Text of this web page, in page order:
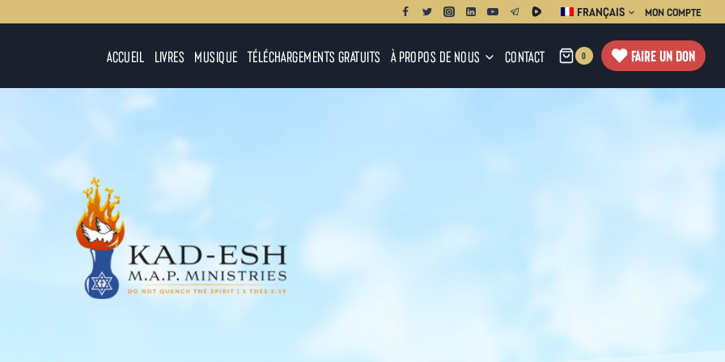
FRANÇAIS MON COMPTE
ACCUEIL LIVRES MUSIQUE TÉLÉCHARGEMENTS GRATUITS À PROPOS DE NOUS CONTACT 0 FAIRE UN DON